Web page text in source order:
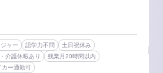
ャー 語学力不問
土日祝休み
介護休暇あり
残業月20時間以内
カー通勤可